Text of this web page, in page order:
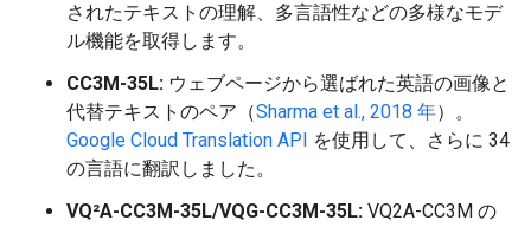
されたテキストの理解、多言語性などの多様なモデ
ル機能を取得します。
CC3M-35L: ウェブページから選ばれた英語の画像と
代替テキストのペア（Sharma et al., 2018 年）。
Google Cloud Translation API を使用して、さらに 34
の言語に翻訳しました。
VQ²A-CC3M-35L/VQG-CC3M-35L: VQ2A-CC3M の